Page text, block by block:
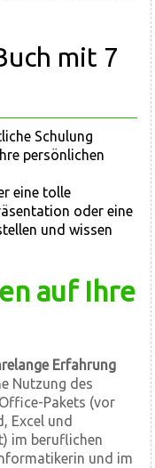
mit 7
Schulung
persönlichen
eine tolle
oder eine
und wissen
auf Ihre
Erfahrung
Nutzung des
Pakets (vor
Excel und
im beruflichen
und im